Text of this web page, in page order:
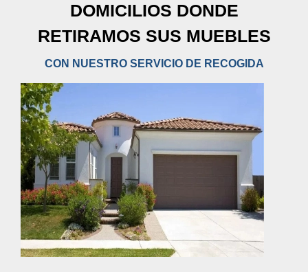
DOMICILIOS DONDE
RETIRAMOS SUS MUEBLES
CON NUESTRO SERVICIO DE RECOGIDA